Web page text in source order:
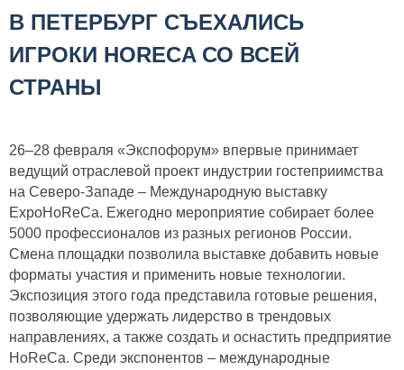
В ПЕТЕРБУРГ СЪЕХАЛИСЬ
ИГРОКИ HORECA СО ВСЕЙ
СТРАНЫ
26–28 февраля «Экспофорум» впервые принимает
ведущий отраслевой проект индустрии гостеприимства
на Северо-Западе – Международную выставку
ExpoHoReCa. Ежегодно мероприятие собирает более
5000 профессионалов из разных регионов России.
Смена площадки позволила выставке добавить новые
форматы участия и применить новые технологии.
Экспозиция этого года представила готовые решения,
позволяющие удержать лидерство в трендовых
направлениях, а также создать и оснастить предприятие
HoReCa. Среди экспонентов – международные